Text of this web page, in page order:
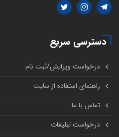
دسترسی سریع
درخواست ویرایش/ثبت نام
راهنمای استفاده از سایت
تماس با ما
درخواست تبلیغات